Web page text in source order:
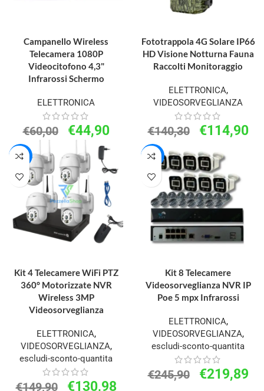
Campanello Wireless
Telecamera 1080P
Videocitofono 4,3"
Infrarossi Schermo
ELETTRONICA
€60,00 €44,90
Fototrappola 4G Solare IP66
HD Visione Notturna Fauna
Raccolti Monitoraggio
ELETTRONICA,
VIDEOSORVEGLIANZA
€140,30 €114,90
-13%
Kit 4 Telecamere WiFi PTZ
360° Motorizzate NVR
Wireless 3MP
Videosorveglianza
ELETTRONICA,
VIDEOSORVEGLIANZA,
escludi-sconto-quantita
€149,90 €130,98
-11%
Kit 8 Telecamere
Videosorveglianza NVR IP
Poe 5 mpx Infrarossi
ELETTRONICA,
VIDEOSORVEGLIANZA,
escludi-sconto-quantita
€245,90 €219,89